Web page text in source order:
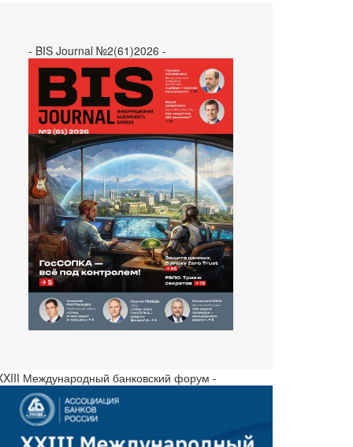
- BIS Journal №2(61)2026 -
Международный банковский форум -